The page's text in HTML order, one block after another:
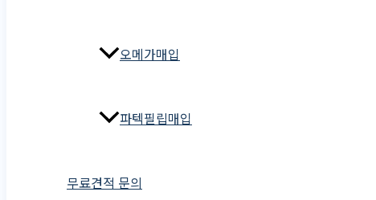
오메가매입
파텍필립매입
무료견적 문의